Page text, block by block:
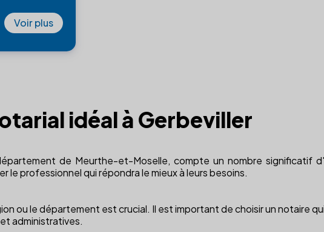
Voir plus
idéal à Gerbeviller
de Meurthe-et-Moselle, compte un nombre significatif d'
le professionnel qui répondra le mieux à leurs besoins.
ou le département est crucial. Il est important de choisir un notaire
administratives.